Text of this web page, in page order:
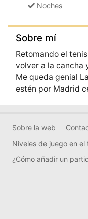
Noches
Sobre mí
Retomando el
volver a la cancha
Me queda genial
estén por Madrid
Sobre la web
Niveles de juego en el
¿Cómo añadir un